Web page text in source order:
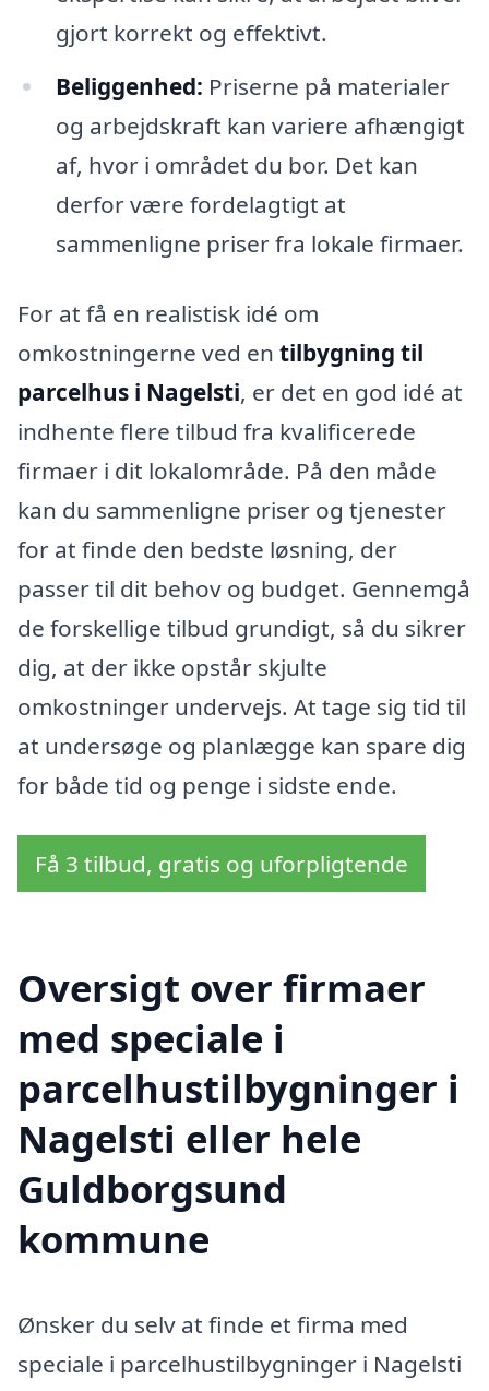
gjort korrekt og effektivt.
Beliggenhed: Priserne på materialer
og arbejdskraft kan variere afhængigt
af, hvor i området du bor. Det kan
derfor være fordelagtigt at
sammenligne priser fra lokale firmaer.
For at få en realistisk idé om
omkostningerne ved en tilbygning til
parcelhus i Nagelsti, er det en god idé at
indhente flere tilbud fra kvalificerede
firmaer i dit lokalområde. På den måde
kan du sammenligne priser og tjenester
for at finde den bedste løsning, der
passer til dit behov og budget. Gennemgå
de forskellige tilbud grundigt, så du sikrer
dig, at der ikke opstår skjulte
omkostninger undervejs. At tage sig tid til
at undersøge og planlægge kan spare dig
for både tid og penge i sidste ende.
Få 3 tilbud, gratis og uforpligtende
Oversigt over firmaer
med speciale i
parcelhustilbygninger i
Nagelsti eller hele
Guldborgsund
kommune
Ønsker du selv at finde et firma med
speciale i parcelhustilbygninger i Nagelsti